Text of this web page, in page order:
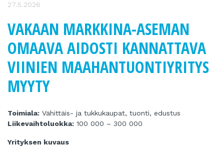
27.5.2026
VAKAAN MARKKINA-ASEMAN
OMAAVA AIDOSTI KANNATTAVA
VIINIEN MAAHANTUONTIYRITYS
MYYTY
Toimiala: Vähittäis- ja tukkukaupat, tuonti, edustus
Liikevaihtoluokka: 100 000 – 300 000
Yrityksen kuvaus